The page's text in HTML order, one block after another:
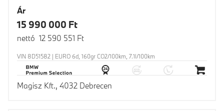
Ár
15 990 000 Ft
nettó 12 590 551 Ft
VIN 8D51582 | EURO 6d, 160gr CO2/100km, 7.1l/100km
Magisz Kft., 4032 Debrecen